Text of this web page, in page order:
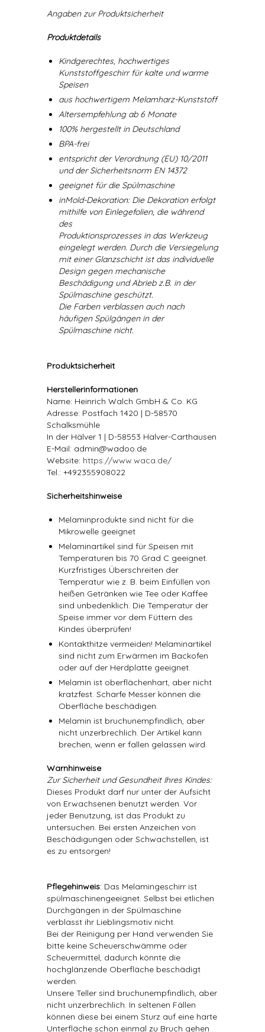
Angaben zur Produktsicherheit
Produktdetails
Kindgerechtes, hochwertiges
Kunststoffgeschirr für kalte und warme
Speisen
aus hochwertigem Melamharz-Kunststoff
Altersempfehlung ab 6 Monate
100% hergestellt in Deutschland
BPA-frei
entspricht der Verordnung (EU) 10/2011
und der Sicherheitsnorm EN 14372
geeignet für die Spülmaschine
inMold-Dekoration: Die Dekoration erfolgt
mithilfe von Einlegefolien, die während
des
Produktionsprozesses in das Werkzeug
eingelegt werden. Durch die Versiegelung
mit einer Glanzschicht ist das individuelle
Design gegen mechanische
Beschädigung und Abrieb z.B. in der
Spülmaschine geschützt.
Die Farben verblassen auch nach
häufigen Spülgängen in der
Spülmaschine nicht.
Produktsicherheit
Herstellerinformationen
Name: Heinrich Walch GmbH & Co. KG
Adresse: Postfach 1420 | D-58570
Schalksmühle
In der Hälver 1 | D-58553 Halver-Carthausen
E-Mail: admin@wadoo.de
Website: https://www.waca.de/
Tel.: +492355908022
Sicherheitshinweise
Melaminprodukte sind nicht für die
Mikrowelle geeignet
Melaminartikel sind für Speisen mit
Temperaturen bis 70 Grad C geeignet.
Kurzfristiges Überschreiten der
Temperatur wie z. B. beim Einfüllen von
heißen Getränken wie Tee oder Kaffee
sind unbedenklich. Die Temperatur der
Speise immer vor dem Füttern des
Kindes überprüfen!
Kontakthitze vermeiden! Melaminartikel
sind nicht zum Erwärmen im Backofen
oder auf der Herdplatte geeignet.
Melamin ist oberflächenhart, aber nicht
kratzfest. Scharfe Messer können die
Oberfläche beschädigen.
Melamin ist bruchunempfindlich, aber
nicht unzerbrechlich. Der Artikel kann
brechen, wenn er fallen gelassen wird.
Warnhinweise
Zur Sicherheit und Gesundheit Ihres Kindes:
Dieses Produkt darf nur unter der Aufsicht
von Erwachsenen benutzt werden. Vor
jeder Benutzung, ist das Produkt zu
untersuchen. Bei ersten Anzeichen von
Beschädigungen oder Schwachstellen, ist
es zu entsorgen!
Pflegehinweis: Das Melamingeschirr ist
spülmaschinengeeignet. Selbst bei etlichen
Durchgängen in der Spülmaschine
verblasst ihr Lieblingsmotiv nicht.
Bei der Reinigung per Hand verwenden Sie
bitte keine Scheuerschwämme oder
Scheuermittel, dadurch könnte die
hochglänzende Oberfläche beschädigt
werden.
Unsere Teller sind bruchunempfindlich, aber
nicht unzerbrechlich. In seltenen Fällen
können diese bei einem Sturz auf eine harte
Unterfläche schon einmal zu Bruch gehen